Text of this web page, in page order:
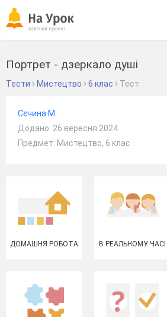
Портрет - дзеркало душі
Тести Мистецтво 6 клас Тест
Сєчина М.
Додано: 26 вересня 2024
Предмет: Мистецтво, 6 клас
ДОМАШНЯ РОБОТА В РЕАЛЬНОМУ ЧАСІ